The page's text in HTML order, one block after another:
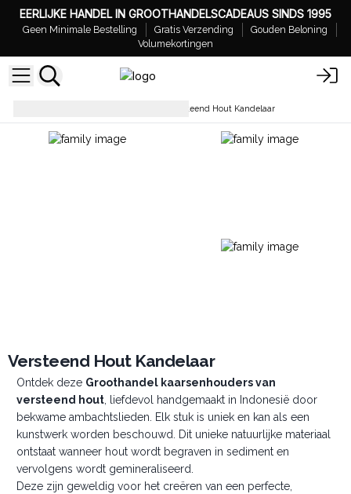
EERLIJKE HANDEL IN GROOTHANDELSCADEAUS SINDS 1995
Geen Minimale Bestelling Gratis Verzending
Gouden Beloning
Volumekortingen
Versteend Hout Kandelaar
Versteend Hout Kandelaar
Ontdek deze Groothandel kaarsenhoudersvan
versteend hout, liefdevol handgemaakt in Indonesië door
bekwame ambachtslieden. Elk stuk is uniek en kan als een
kunstwerk worden beschouwd. Dit unieke natuurlijke materiaal
ontstaat wanneer hout wordt begraven in sediment en
vervolgens wordt gemineraliseerd.
Deze zijn geweldig voor het creëren van een perfecte,